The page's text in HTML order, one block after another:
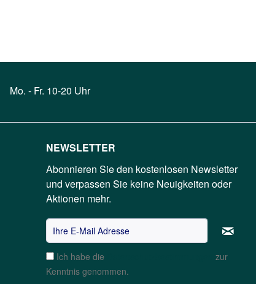
Mo. - Fr. 10-20 Uhr
NEWSLETTER
Abonnieren Sie den kostenlosen Newsletter
und verpassen Sie keine Neuigkeiten oder
Aktionen mehr.
Ich habe die
zur
Kenntnis genommen.